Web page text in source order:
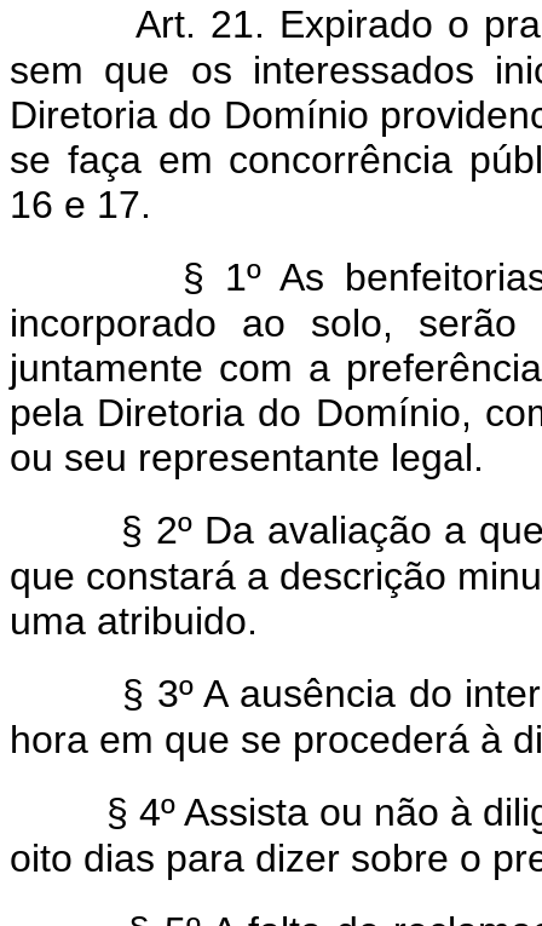
Art. 21. Expirado o
sem que os interessados
Diretoria do Domínio
se faça em concorrência
16 e 17.
§ 1º As
incorporado ao solo, serão
juntamente com a
pela Diretoria do Domínio,
ou seu representante legal.
§ 2º Da avaliação a
que constará a descrição
uma atribuido.
§ 3º A ausência do
hora em que se procederá à
§ 4º Assista ou não à
oito dias para dizer sobre o